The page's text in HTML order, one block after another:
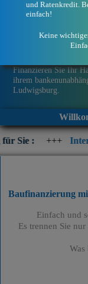
Finanzieren Sie Ihr
ihrem
Ludwigsburg.
Interesse an
und Ratenkredit.
einfach!
Keine
Baufinanzierung
Einfach und
Es trennen Sie
Was